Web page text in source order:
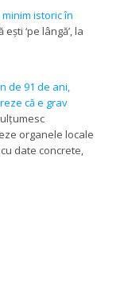
istoric în
ești ‘pe lângă’, la
de 91 de ani,
că e grav
organele locale
date concrete,